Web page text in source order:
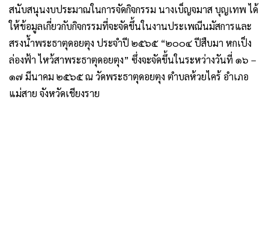
สนับสนุนงบประมาณในการจัดกิจกรรม นางเบ็ญจมาส บุญเทพ ได้
ให้ข้อมูลเกี่ยวกับกิจกรรมที่จะจัดขึ้นในงานประเพณีนมัสการและ
สรงน้ำพระธาตุดอยตุง ประจำปี ๒๕๖๕ “๒๐๐๔ ปีสืบมา หกเป็ง
ล่องฟ้า ไหว้สาพระธาตุดอยตุง” ซึ่งจะจัดขึ้นในระหว่างวันที่ ๑๖ –
๑๗ มีนาคม ๒๕๖๕ ณ วัดพระธาตุดอยตุง ตำบลห้วยไคร้ อำเภอ
แม่สาย จังหวัดเชียงราย